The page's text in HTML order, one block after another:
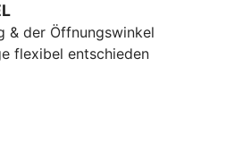
& der Öffnungswinkel
flexibel entschieden